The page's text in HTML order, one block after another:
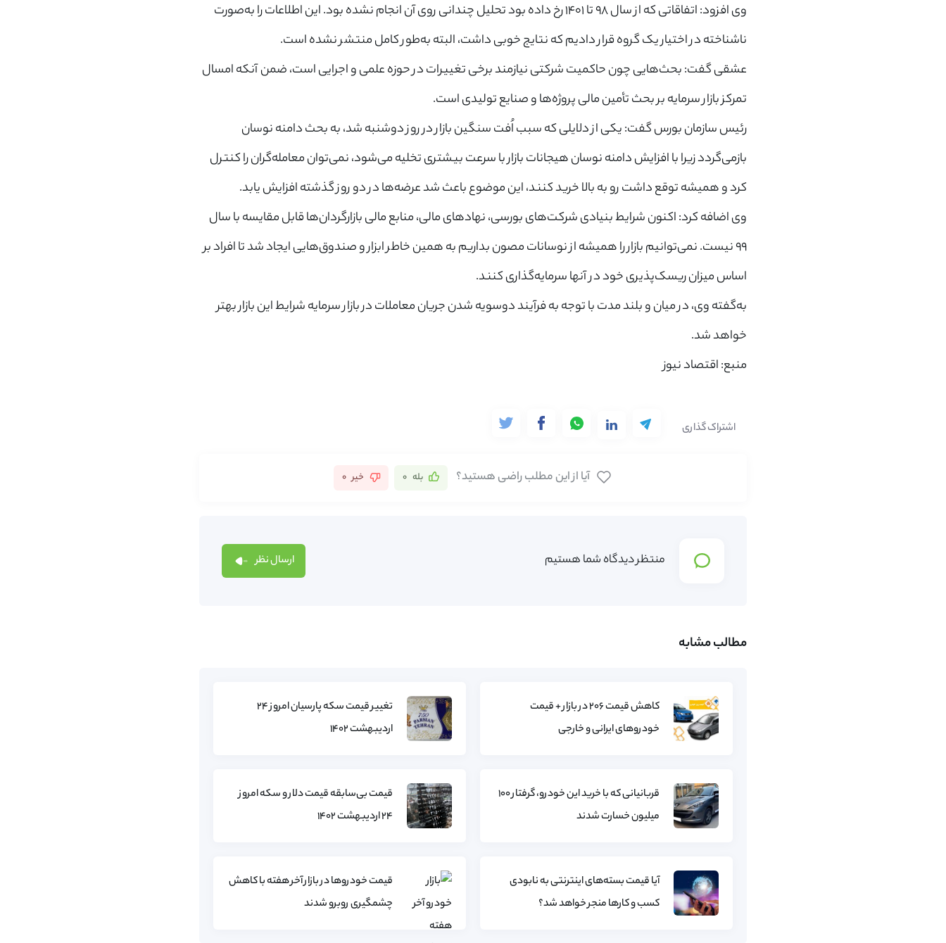
وی افزود: اتفاقاتی که از سال 98 تا 1401 رخ داده بود تحلیل چندانی روی آن انجام نشده بود. این اطلاعات را به‌صورت
ناشناخته در اختیار یک گروه قرار دادیم که نتایج خوبی داشت، البته به‌طور کامل منتشر نشده است.
عشقی گفت: بحث‌هایی چون حاکمیت شرکتی نیازمند برخی تغییرات در حوزه علمی و اجرایی است، ضمن آنکه امسال
تمرکز بازار سرمایه بر بحث تأمین مالی پروژه‌ها و صنایع تولیدی است.
رئیس سازمان بورس گفت: یکی از دلایلی که سبب اُفت سنگین بازار در روز دوشنبه شد، به بحث دامنه نوسان
بازمی‌گردد زیرا با افزایش دامنه نوسان هیجانات بازار با سرعت بیشتری تخلیه می‌شود، نمی‌توان معامله‌گران را کنترل
کرد و همیشه توقع داشت رو به بالا خرید کنند، این موضوع باعث شد عرضه‌ها در دو روز گذشته افزایش یابد.
وی اضافه کرد: اکنون شرایط بنیادی شرکت‌های بورسی، نهادهای مالی، منابع مالی بازارگردان‌ها قابل مقایسه با سال
99 نیست. نمی‌توانیم بازار را همیشه از نوسانات مصون بداریم به همین خاطر ابزار و صندوق‌هایی ایجاد شد تا افراد بر
اساس میزان ریسک‌پذیری خود در آنها سرمایه‌گذاری کنند.
به‌گفته وی، در میان و بلند مدت با توجه به فرآیند دوسویه شدن جریان معاملات در بازار سرمایه شرایط این بازار بهتر
خواهد شد.
منبع: اقتصاد نیوز
اشتراک گذاری
آیا از این مطلب راضی هستید؟ بله 0 خیر 0
منتظر دیدگاه شما هستیم ارسال نظر
مطالب مشابه
کاهش قیمت ۲۰۶ در بازار + قیمت
خودروهای ایرانی و خارجی
تغییر قیمت سکه پارسیان امروز ۲۴
اردیبهشت ۱۴۰۲
قربانیانی که با خرید این خودرو، گرفتار ۱۰۰
میلیون خسارت شدند
قیمت بی‌سابقه قیمت دلار و سکه امروز
24 اردیبهشت 1402
آیا قیمت بسته‌های اینترنتی به نابودی
کسب و کارها منجر خواهد شد؟
قیمت خودروها در بازار آخر هفته با کاهش
چشمگیری روبرو شدند
ورود به حساب کاربری
بعد از ثبت شماره کد برای شما پیامک خواهد شد
+98
ارسال کد